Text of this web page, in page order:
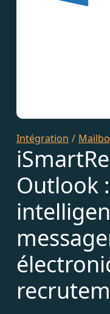
Intégration /
Outlook